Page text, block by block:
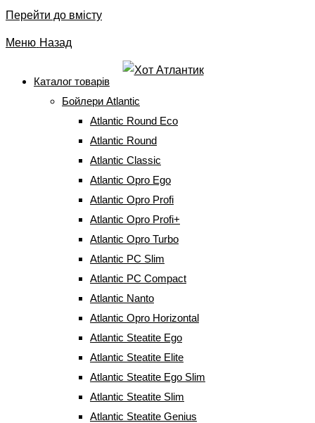
Перейти до вмісту
Меню Назад
Каталог товарів
Бойлери Atlantic
Atlantic Round Eco
Atlantic Round
Atlantic Classic
Atlantic Opro Ego
Atlantic Opro Profi
Atlantic Opro Profi+
Atlantic Opro Turbo
Atlantic PC Slim
Atlantic PC Compact
Atlantic Nanto
Atlantic Opro Horizontal
Atlantic Steatite Ego
Atlantic Steatite Elite
Atlantic Steatite Ego Slim
Atlantic Steatite Slim
Atlantic Steatite Genius
Терморегулятор RT
005000 Atl
Запчастини до
Термостати ⇒Терморегулятор RT 005000 Atl
Терморегулятор RT 005000 Atl
грн